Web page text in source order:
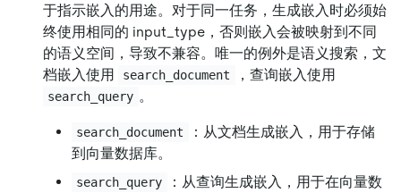
于指示嵌入的用途。对于同一任务，生成嵌入时必须始
终使用相同的 input_type，否则嵌入会被映射到不同
的语义空间，导致不兼容。唯一的例外是语义搜索，文
档嵌入使用
search_document ，查询嵌入使用
search_query 。
search_document
：从文档生成嵌入，用于存储
到向量数据库。
search_query
：从查询生成嵌入，用于在向量数